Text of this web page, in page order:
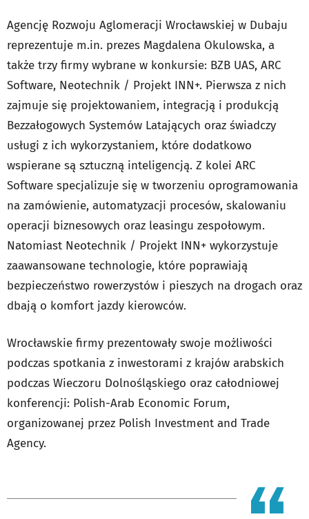
Agencję Rozwoju Aglomeracji Wrocławskiej w Dubaju
reprezentuje m.in. prezes Magdalena Okulowska, a
także trzy firmy wybrane w konkursie: BZB UAS, ARC
Software, Neotechnik / Projekt INN+. Pierwsza z nich
zajmuje się projektowaniem, integracją i produkcją
Bezzałogowych Systemów Latających oraz świadczy
usługi z ich wykorzystaniem, które dodatkowo
wspierane są sztuczną inteligencją. Z kolei ARC
Software specjalizuje się w tworzeniu oprogramowania
na zamówienie, automatyzacji procesów, skalowaniu
operacji biznesowych oraz leasingu zespołowym.
Natomiast Neotechnik / Projekt INN+ wykorzystuje
zaawansowane technologie, które poprawiają
bezpieczeństwo rowerzystów i pieszych na drogach oraz
dbają o komfort jazdy kierowców.
Wrocławskie firmy prezentowały swoje możliwości
podczas spotkania z inwestorami z krajów arabskich
podczas Wieczoru Dolnośląskiego oraz całodniowej
konferencji: Polish-Arab Economic Forum,
organizowanej przez Polish Investment and Trade
Agency.